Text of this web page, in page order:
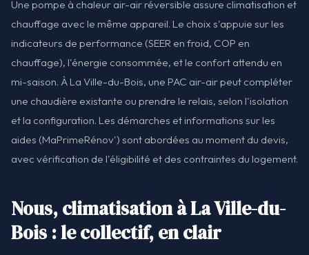
Une pompe à chaleur air-air réversible assure climatisation et
chauffage avec le même appareil. Le choix s'appuie sur les
indicateurs de performance (SEER en froid, COP en
chauffage), l'énergie consommée, et le confort attendu en
mi-saison. À La Ville-du-Bois, une PAC air-air peut compléter
une chaudière existante ou prendre le relais, selon l'isolation
et la configuration. Les démarches et informations sur les
aides (MaPrimeRénov') sont abordées au moment du devis,
avec vérification de l'éligibilité et des contraintes du logement.
Nous, climatisation à La Ville-du-
Bois : le collectif, en clair